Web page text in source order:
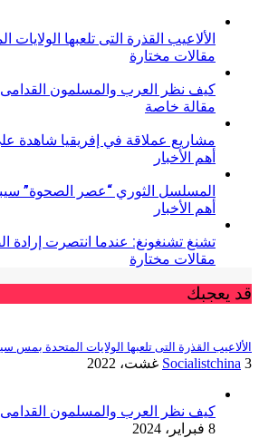
الألاعيب القذرة التى تلعبها
مقالات مختارة
كيف نظر العرب والمسلمون القدامى
مقالة خاصة
مشاريع عملاقة في إفريقيا شاهدة
أهم الأخبار
المسلسل الثوري “عصر الصحوة” سيبث
أهم الأخبار
تشنغ تشنغونغ: عندما انتصرت إرادة
مقالات مختارة
قد يعجبك
الألاعيب القذرة التى تلعبها الولايات المتحدة بمس
Socialistchina 3 غشت، 2022
كيف نظر العرب والمسلمون القدامى
8 فبراير، 2024